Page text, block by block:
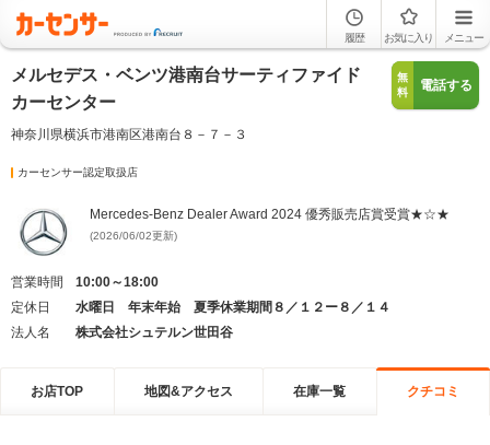
履歴 お気に入り メニュー
メルセデス・ベンツ港南台サーティファイド
カーセンター
神奈川県横浜市港南区港南台８－７－３
無
料
電話する
カーセンサー認定取扱店
Mercedes-Benz Dealer Award 2024 優秀販売店賞受賞★☆★
(2026/06/02更新)
営業時間
10:00～18:00
定休日
水曜日 年末年始 夏季休業期間８／１２ー８／１４
法人名
株式会社シュテルン世田谷
お店TOP 地図&アクセス 在庫一覧 クチコミ